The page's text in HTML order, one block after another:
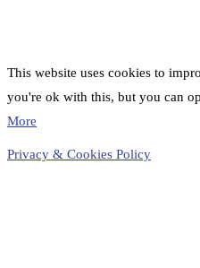
This website uses cookies to
you're ok with this, but you can
More
Privacy & Cookies Policy